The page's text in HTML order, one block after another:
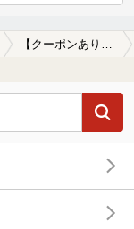
【クーポンあり】冷え性に効能がある上鳥羽口駅近くの温泉、日帰り温泉、スーパー銭湯おすすめ